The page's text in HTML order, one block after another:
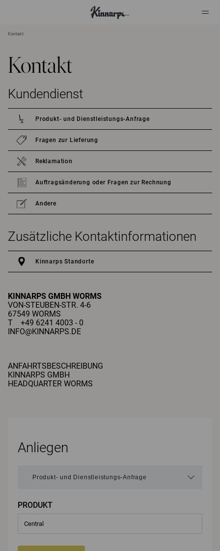
Kontakt
Kontakt
Kundendienst
Produkt- und Dienstleistungs-Anfrage
Fragen zur Lieferung
Reklamation
Auftragsänderung oder Fragen zur Rechnung
Andere
Zusätzliche Kontaktinformationen
Kinnarps Standorte
KINNARPS GMBH WORMS
VON-STEUBEN-STR. 4-6
67549 WORMS
T +49 6241 4003 - 0
INFO@KINNARPS.DE
ANFAHRTSBESCHREIBUNG
KINNARPS GMBH
HEADQUARTER WORMS
Anliegen
PRODUKT